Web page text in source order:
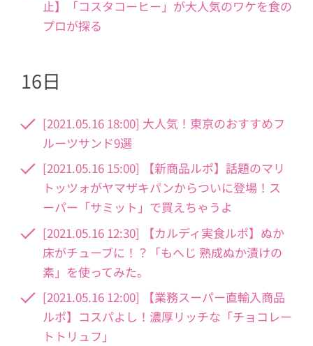
止】「コスタコーヒー」が大人気のワケを食の
プロが探る
16日
[2021.05.16 18:00] 大人気！東京のおすすめフ
ルーツサンド9選
[2021.05.16 15:00] 【新商品ルポ】話題のマリ
トッツォがヤマザキパンからついに登場！ス
ーパー「サミット」で買えちゃうよ
[2021.05.16 12:30] 【カルディ実食ルポ】ぬか
床がチューブに！？「もへじ 熟成ぬか漬けの
素」を使ってみた。
[2021.05.16 12:00] 【業務スーパー直輸入商品
ルポ】コスパよし！濃厚リッチな「チョコレー
トトリュフ」